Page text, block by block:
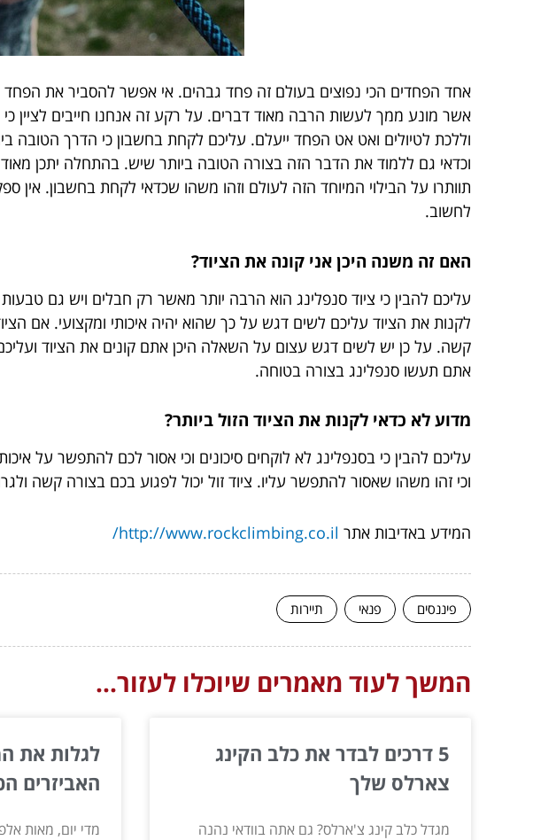
אחד הפחדים הכי נפוצים בעולם זה פחד גבהים. אי אפשר להסביר את הפחד
אשר מונע ממך לעשות הרבה מאוד דברים. על רקע זה אנחנו חייבים לציין
וללכת לטיולים ואט אט הפחד ייעלם. עליכם לקחת בחשבון כי הדרך הטובה
וכדאי גם ללמוד את הדבר הזה בצורה הטובה ביותר שיש. בהתחלה יתכן
תוותרו על הבילוי המיוחד הזה לעולם וזהו משהו שכדאי לקחת בחשבון. אין
לחשוב.
האם זה משנה היכן אני קונה את הציוד?
עליכם להבין כי ציוד סנפלינג הוא הרבה יותר מאשר רק חבלים ויש גם
לקנות את הציוד עליכם לשים דגש על כך שהוא יהיה איכותי ומקצועי. אם
קשה. על כן יש לשים דגש עצום על השאלה היכן אתם קונים את הציוד ועליכם
אתם תעשו סנפלינג בצורה בטוחה.
מדוע לא כדאי לקנות את הציוד הזול ביותר?
עליכם להבין כי בסנפלינג לא לוקחים סיכונים וכי אסור לכם להתפשר על
וכי זהו משהו שאסור להתפשר עליו. ציוד זול יכול לפגוע בכם בצורה קשה
המידע באדיבות אתר http://www.rockclimbing.co.il/
פיננסים פנאי תיירות
המשך לעוד מאמרים שיוכלו לעזור...
5 דרכים לבדר את כלב הקינג
צארלס שלך
מגדל כלב קינג צ'ארלס? גם אתה בוודאי נהנה
לגלות את
האביזרים
מדי יום, מאות